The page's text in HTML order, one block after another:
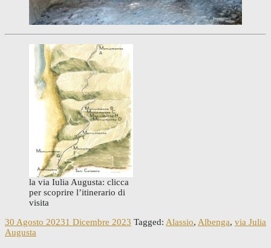
la via Iulia Augusta: clicca
per scoprire l’itinerario di
visita
30 Agosto 20231 Dicembre 2023 Tagged: Alassio, Albenga, via Julia
Augusta